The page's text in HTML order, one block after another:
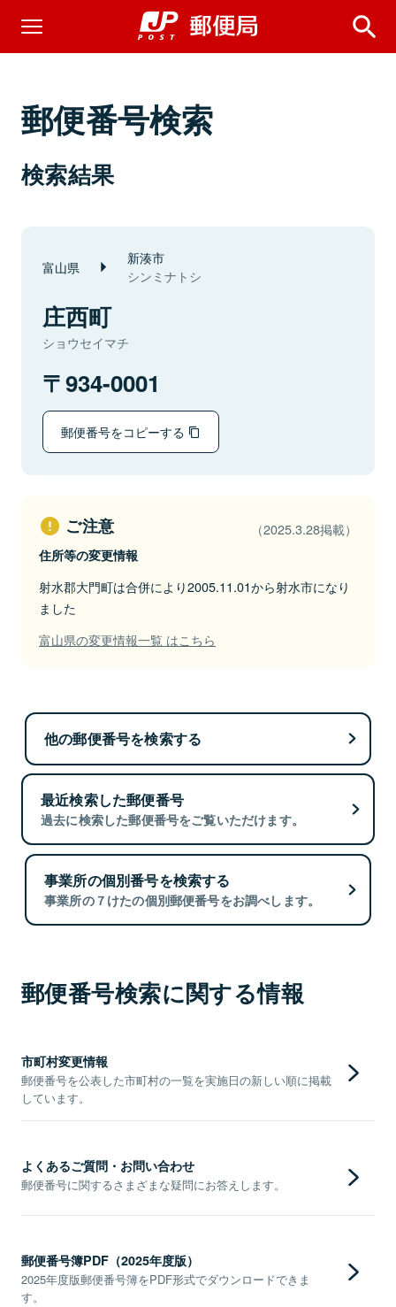
郵便番号検索
検索結果
富山県 新湊市
シンミナトシ
庄西町
ショウセイマチ
934-0001
郵便番号をコピーする
ご注意 （2025.3.28掲載）
住所等の変更情報
射水郡大門町は合併により2005.11.01から射水市になり
ました
富山県の変更情報一覧 はこちら
他の郵便番号を検索する
最近検索した郵便番号
過去に検索した郵便番号をご覧いただけます。
事業所の個別番号を検索する
事業所の７けたの個別郵便番号をお調べします。
郵便番号検索に関する情報
市町村変更情報
郵便番号を公表した市町村の一覧を実施日の新しい順に掲載
しています。
よくあるご質問・お問い合わせ
郵便番号に関するさまざまな疑問にお答えします。
郵便番号簿PDF（2025年度版）
2025年度版郵便番号簿をPDF形式でダウンロードできま
す。